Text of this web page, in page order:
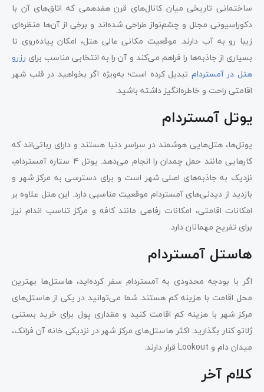
ساختمانی تاریخی میان کانال‌های قرن هفدهمی که اتاق‌های آن با
دکوراسیونی مجلل و چشم‌نواز طراحی شده‌اند و برخی از آن‌ها منظره‌ای
زیبا رو به آب دارند. موقعیت مکانی عالی هتل، امکان پیاده‌روی تا
بسیاری از جاذبه‌ها را فراهم می‌کند و آن را به انتخابی مناسب برای رزرو
هتل در آمستردام تبدیل کرده است؛ به‌ویژه اگر بخواهید در قلب شهر
اقامتی راحت و خاطره‌انگیز داشته باشید.
یوتل آمستردام
یوتل‌ها، هتل‌هایی هوشمند در سراسر دنیا هستند و دارای رباتی‌ا‌‌ند که
کارهایی مانند حمل چمدان را انجام می‌دهد. یوتل 4 ستاره آمستردام،
نزدیک به جاذبه‌های اصلی شهر است و برای دسترسی به مرکز شهر و
بازدید از دیدنی‌های آمستردام موقعیت مناسبی دارد. این هتل علاوه بر
امکانات اقامتی، امکانات رفاهی مانند کافه و مرکز تناسب اندام نیز
برای تفریح مهمانان دارد.
هاستل‌ آمستردام
اگر با بودجه محدودی به آمستردام سفر کرده‌اید، هاستل‌ها بهترین
محل اقامت با هزینه کم هستند. شما می‌توانید در یکی از هاستل‌های
مرکز شهر با هزینه کم اقامت کنید و مقداری پول برای خرید بستنی
ژلاتو کنار بگذارید. اکثر هاستل‌های مرکز شهر در نزدیکی خانه آن فرانک،
میدان دام و Lookout قرار دارند.
کلام آخر